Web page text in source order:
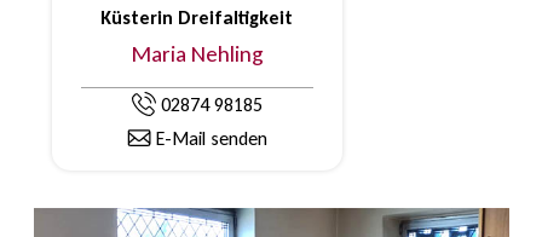
Küsterin Dreifaltigkeit
Maria Nehling
02874 98185
E-Mail senden